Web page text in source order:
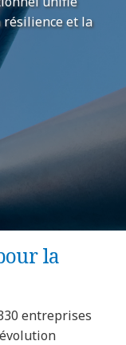
et la
la
entreprises